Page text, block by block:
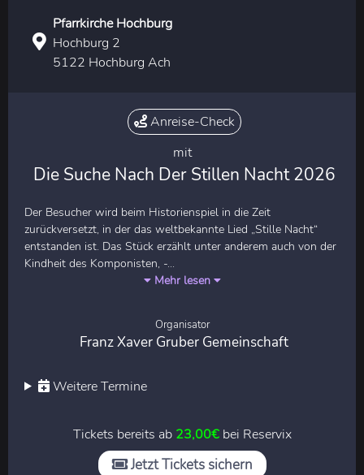
Pfarrkirche Hochburg
Hochburg 2
5122 Hochburg Ach
Anreise-Check
mit
Die Suche Nach Der Stillen Nacht 2026
Der Besucher wird beim Historienspiel in die Zeit
zurückversetzt, in der das weltbekannte Lied „Stille Nacht“
entstanden ist. Das Stück erzählt unter anderem auch von der
Kindheit des Komponisten, -...
Mehr lesen
Organisator
Franz Xaver Gruber Gemeinschaft
Weitere Termine
Tickets bereits ab 23,00€bei Reservix
Jetzt Tickets sichern